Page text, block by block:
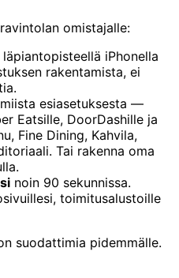
omistajalle:
iPhonella
rakentamista, ei
esiasetuksesta —
Eatsille, DoorDashille ja
Fine Dining, Kahvila,
Tai rakenna oma
noin 90 sekunnissa.
toimitusalustoille
suodattimia pidemmälle.